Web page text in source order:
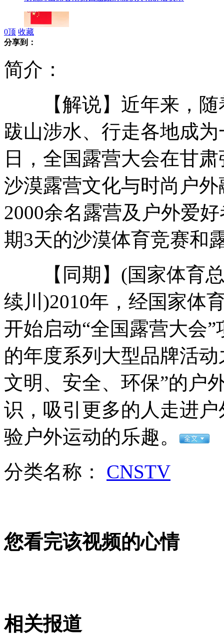
香港特区行政会议成员宣誓就职
香港第四届政府主要官员宣誓就职
陶虹张靓颖三亚介绍新作
香港盛大升旗礼庆回归十五年
山西运城恶犬咬伤多人 警民合力深夜将其击毙
女孩北京地铁殴打老人 痛下狠手拳打脚踢
无痛分娩是否安全 医生回应
外交部：反对强权政治霸凌主义
走！跟着总书记去植树
0顶 收藏
分享到：
简介：
【解说】近年来，随
跋山涉水、行走各地成
日，全国露营大会在甘
沙漠露营文化与时尚户
2000余名露营及户外爱
期3天的沙漠体育竞赛和
【同期】(国家体育总
续川)2010年，经国家体
开始启动“全国露营大会
的年度系列大型品牌活
文明、安全、环保”的户
识，吸引更多的人走进
验户外运动的乐趣。
分类名称： CNSTV
您看完该视频的心情
相关报道